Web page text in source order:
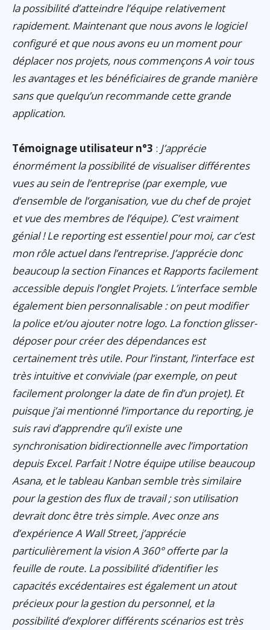
la possibilité d’atteindre l’équipe relativement
rapidement. Maintenant que nous avons le logiciel
configuré et que nous avons eu un moment pour
déplacer nos projets, nous commençons A voir tous
les avantages et les bénéficiaires de grande manière
sans que quelqu’un recommande cette grande
application.
Témoignage utilisateur n°3 : J’apprécie
énormément la possibilité de visualiser différentes
vues au sein de l’entreprise (par exemple, vue
d’ensemble de l’organisation, vue du chef de projet
et vue des membres de l’équipe). C’est vraiment
génial ! Le reporting est essentiel pour moi, car c’est
mon rôle actuel dans l’entreprise. J’apprécie donc
beaucoup la section Finances et Rapports facilement
accessible depuis l’onglet Projets. L’interface semble
également bien personnalisable : on peut modifier
la police et/ou ajouter notre logo. La fonction glisser-
déposer pour créer des dépendances est
certainement très utile. Pour l’instant, l’interface est
très intuitive et conviviale (par exemple, on peut
facilement prolonger la date de fin d’un projet). Et
puisque j’ai mentionné l’importance du reporting, je
suis ravi d’apprendre qu’il existe une
synchronisation bidirectionnelle avec l’importation
depuis Excel. Parfait ! Notre équipe utilise beaucoup
Asana, et le tableau Kanban semble très similaire
pour la gestion des flux de travail ; son utilisation
devrait donc être très simple. Avec onze ans
d’expérience A Wall Street, j’apprécie
particulièrement la vision A 360° offerte par la
feuille de route. La possibilité d’identifier les
capacités excédentaires est également un atout
précieux pour la gestion du personnel, et la
possibilité d’explorer différents scénarios est très